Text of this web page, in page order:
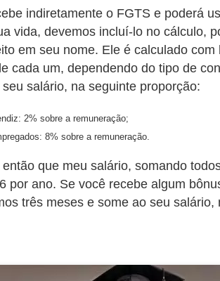
indiretamente o FGTS e poderá
vida, devemos incluí-lo no cálculo,
em seu nome. Ele é calculado com
cada um, dependendo do tipo de
salário, na seguinte proporção:
2% sobre a remuneração;
8% sobre a remuneração.
que meu salário, somando
por ano. Se você recebe algum
três meses e some ao seu salário,